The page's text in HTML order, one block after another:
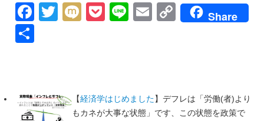
Facebook
Twitter
MixiPocket
LineEmail
CopyShare
共
【経済学はじめました】デフレは「労働(者)より
もカネが大事な状態」です、この状態を政策で